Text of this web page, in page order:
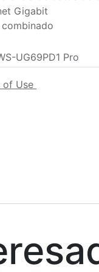
Gigabit
UG69PD1 Pro
of Use